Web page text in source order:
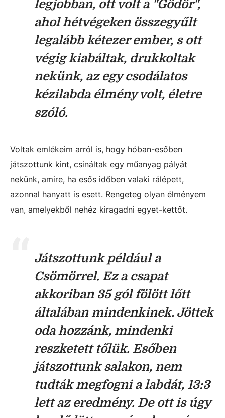
legjobban, ott volt a "Gödör",
ahol hétvégeken összegyűlt
legalább kétezer ember, s ott
végig kiabáltak, drukkoltak
nekünk, az egy csodálatos
kézilabda élmény volt, életre
szóló.
Voltak emlékeim arról is, hogy hóban-esőben
játszottunk kint, csináltak egy műanyag pályát
nekünk, amire, ha esős időben valaki rálépett,
azonnal hanyatt is esett. Rengeteg olyan élményem
van, amelyekből nehéz kiragadni egyet-kettőt.
Játszottunk például a
Csömörrel. Ez a csapat
akkoriban 35 gól fölött lőtt
általában mindenkinek. Jöttek
oda hozzánk, mindenki
reszketett tőlük. Esőben
játszottunk salakon, nem
tudták megfogni a labdát, 13:3
lett az eredmény. De ott is úgy